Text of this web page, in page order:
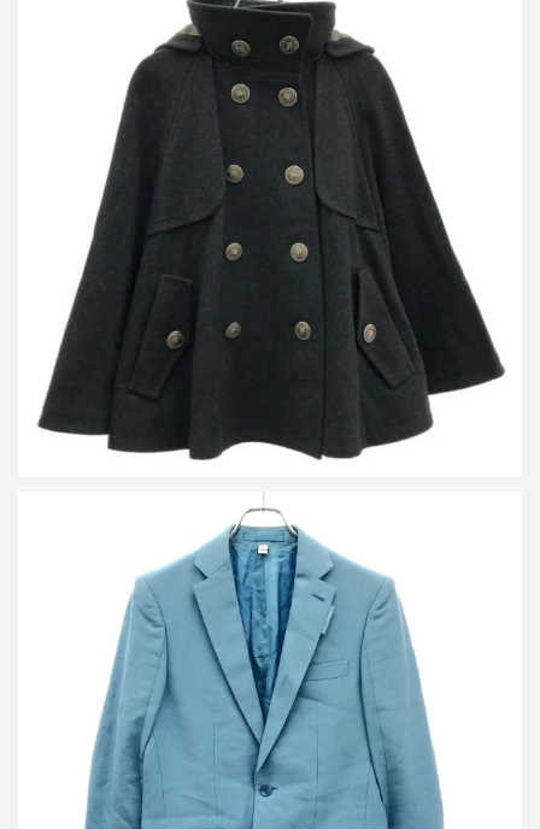
バーバリー ブルーレーベル メルトンウールケープ FNF01-540-08
買取金額12,000円
詳しく見る
バーバリー 2Bテーラードジャケット 4565595
買取金額10,800円
詳しく見る